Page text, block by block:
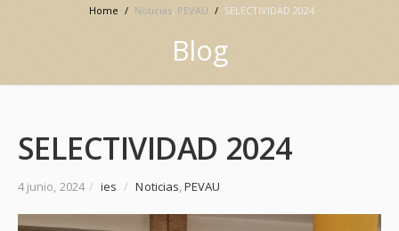
Home / Noticias, PEVAU / SELECTIVIDAD 2024
Blog
SELECTIVIDAD 2024
4 junio, 2024 / ies / Noticias,PEVAU